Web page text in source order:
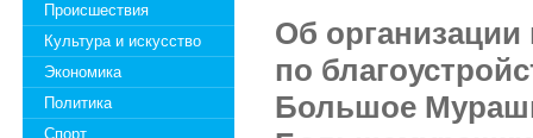
Происшествия
Культура и искусство
Экономика
Политика
Спорт
Об организации
по
Большое